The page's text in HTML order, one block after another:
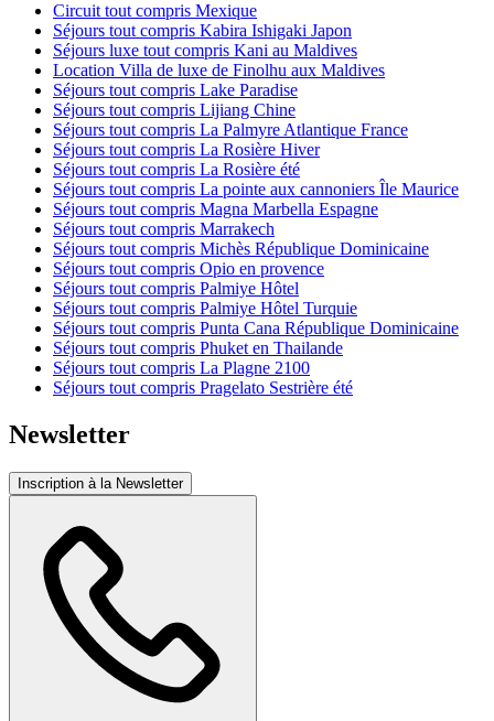
Circuit tout compris Mexique
Séjours tout compris Kabira Ishigaki Japon
Séjours luxe tout compris Kani au Maldives
Location Villa de luxe de Finolhu aux Maldives
Séjours tout compris Lake Paradise
Séjours tout compris Lijiang Chine
Séjours tout compris La Palmyre Atlantique France
Séjours tout compris La Rosière Hiver
Séjours tout compris La Rosière été
Séjours tout compris La pointe aux cannoniers Île Maurice
Séjours tout compris Magna Marbella Espagne
Séjours tout compris Marrakech
Séjours tout compris Michès République Dominicaine
Séjours tout compris Opio en provence
Séjours tout compris Palmiye Hôtel
Séjours tout compris Palmiye Hôtel Turquie
Séjours tout compris Punta Cana République Dominicaine
Séjours tout compris Phuket en Thailande
Séjours tout compris La Plagne 2100
Séjours tout compris Pragelato Sestrière été
Newsletter
Inscription à la Newsletter